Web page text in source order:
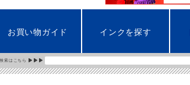
お買い物ガイド インクを探す
検索はこちら